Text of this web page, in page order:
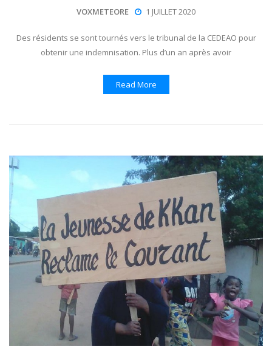
VOXMETEORE 1 JUILLET 2020
Des résidents se sont tournés vers le tribunal de la CEDEAO pour
obtenir une indemnisation. Plus d’un an après avoir
Read More